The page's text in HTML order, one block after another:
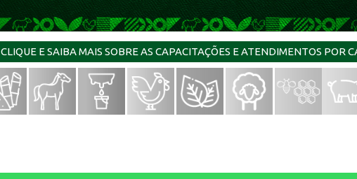
CLIQUE E SAIBA MAIS SOBRE AS CAPACITAÇÕES E ATENDIMENTOS POR